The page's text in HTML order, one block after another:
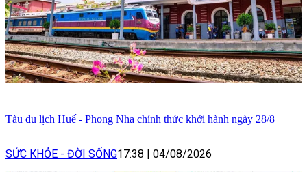
Tàu du lịch Huế - Phong Nha chính thức khởi hành ngày 28/8
SỨC KHỎE - ĐỜI SỐNG17:38 04/08/2026